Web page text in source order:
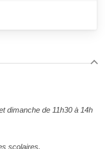
dimanche de 11h30 à 14h
scolaires.